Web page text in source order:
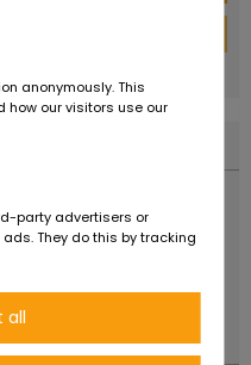
anonymously. This
how our visitors use our
party advertisers or
They do this by tracking
all